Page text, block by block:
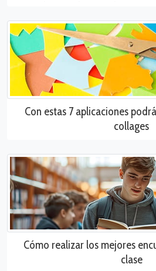
Con estas 7 aplicaciones
collages
Cómo realizar los mejores
clase